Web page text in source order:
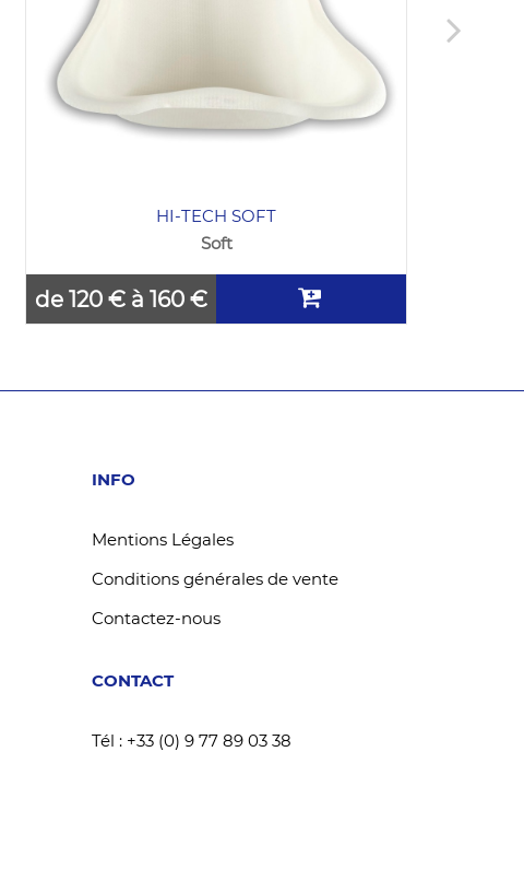
HI-TECH SOFT
Soft
de 120 € à 160 €
INFO
Mentions Légales
Conditions générales de vente
Contactez-nous
CONTACT
Tél : +33 (0) 9 77 89 03 38